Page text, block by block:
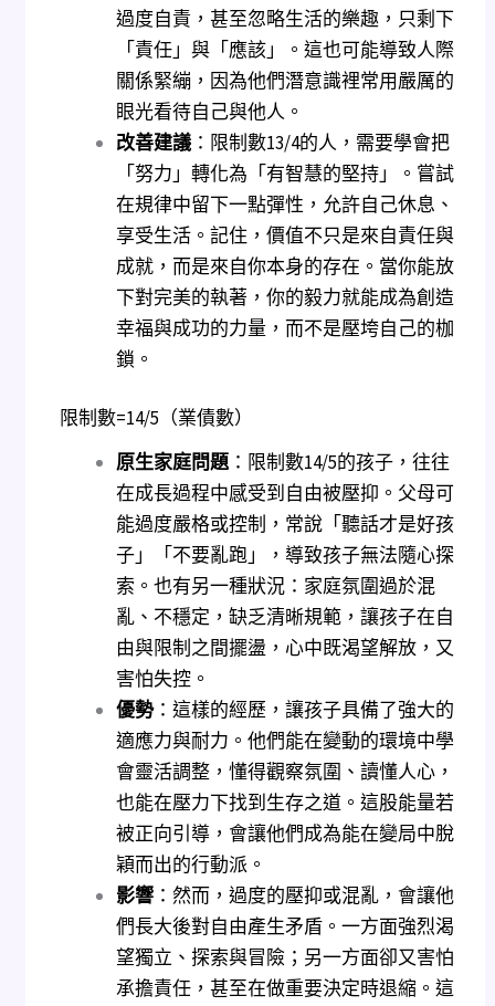
過度自責，甚至忽略生活的樂趣，只剩下
「責任」與「應該」。這也可能導致人際
關係緊繃，因為他們潛意識裡常用嚴厲的
眼光看待自己與他人。
改善建議：限制數13/4的人，需要學會把
「努力」轉化為「有智慧的堅持」。嘗試
在規律中留下一點彈性，允許自己休息、
享受生活。記住，價值不只是來自責任與
成就，而是來自你本身的存在。當你能放
下對完美的執著，你的毅力就能成為創造
幸福與成功的力量，而不是壓垮自己的枷
鎖。
限制數=14/5（業債數）
原生家庭問題：限制數14/5的孩子，往往
在成長過程中感受到自由被壓抑。父母可
能過度嚴格或控制，常說「聽話才是好孩
子」「不要亂跑」，導致孩子無法隨心探
索。也有另一種狀況：家庭氛圍過於混
亂、不穩定，缺乏清晰規範，讓孩子在自
由與限制之間擺盪，心中既渴望解放，又
害怕失控。
優勢：這樣的經歷，讓孩子具備了強大的
適應力與耐力。他們能在變動的環境中學
會靈活調整，懂得觀察氛圍、讀懂人心，
也能在壓力下找到生存之道。這股能量若
被正向引導，會讓他們成為能在變局中脫
穎而出的行動派。
影響：然而，過度的壓抑或混亂，會讓他
們長大後對自由產生矛盾。一方面強烈渴
望獨立、探索與冒險；另一方面卻又害怕
承擔責任，甚至在做重要決定時退縮。這